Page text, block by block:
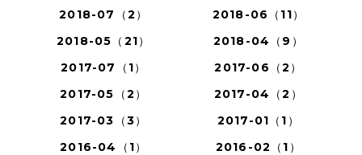
2018-07（2）
2018-06（11）
2018-05（21）
2018-04（9）
2017-07（1）
2017-06（2）
2017-05（2）
2017-04（2）
2017-03（3）
2017-01（1）
2016-04（1）
2016-02（1）